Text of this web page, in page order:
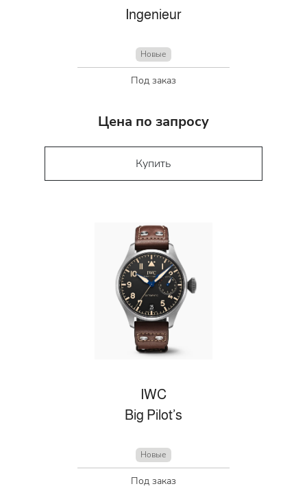
Ingenieur
Новые
Под заказ
Цена по запросу
Купить
IWC
Big Pilot’s
Новые
Под заказ